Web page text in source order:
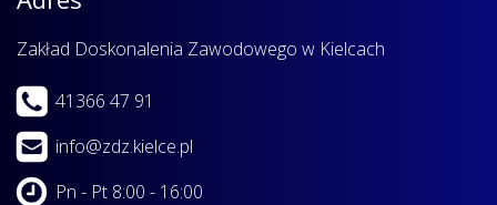
Zakład Doskonalenia Zawodowego w Kielcach
41366 47 91
info@zdz.kielce.pl
Pn - Pt 8:00 - 16:00